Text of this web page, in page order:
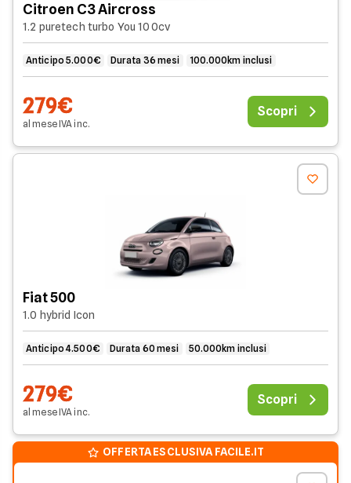
Citroen C3 Aircross
1.2 puretech turbo You 100cv
Anticipo 5.000€ Durata 36 mesi 100.000km inclusi
279€
al meseIVAinc.
Scopri
Fiat 500
1.0 hybrid Icon
Anticipo 4.500€ Durata 60 mesi 50.000km inclusi
279€
al meseIVAinc.
Scopri
OFFERTA ESCLUSIVA FACILE.IT